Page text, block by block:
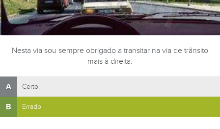
Nesta via sou sempre obrigado a transitar na via de trânsito
mais à direita.
A Certo.
B Errado.